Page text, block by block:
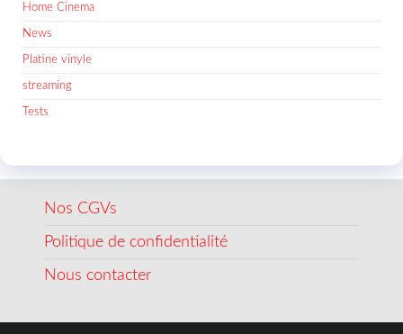
Home Cinema
News
Platine vinyle
streaming
Tests
Nos CGVs
Politique de confidentialité
Nous contacter